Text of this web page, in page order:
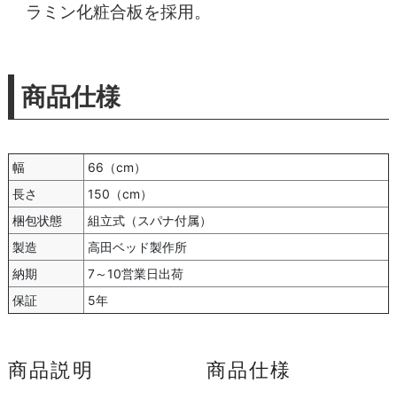
ラミン化粧合板を採用。
商品仕様
幅
66（cm）
長さ
150（cm）
梱包状態
組立式（スパナ付属）
製造
高田ベッド製作所
納期
7～10営業日出荷
保証
5年
商品説明 商品仕様